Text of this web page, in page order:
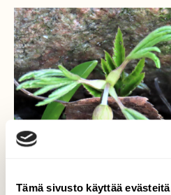
Tämä sivusto käyttää evästeitä